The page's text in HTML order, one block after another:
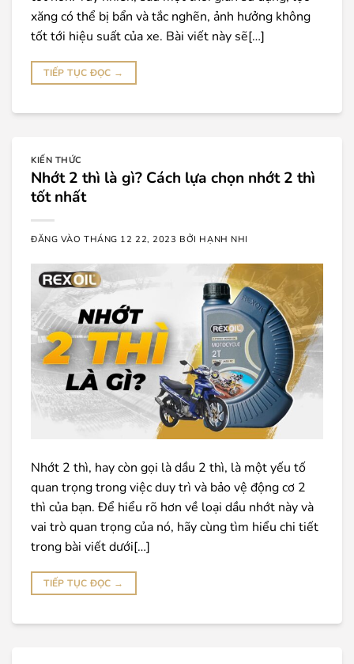
xăng có thể bị bẩn và tắc nghẽn, ảnh hưởng không
tốt tới hiệu suất của xe. Bài viết này sẽ[…]
TIẾP TỤC ĐỌC →
KIẾN THỨC
Nhớt 2 thì là gì? Cách lựa chọn nhớt 2 thì
tốt nhất
ĐĂNG VÀOTHÁNG 12 22, 2023 BỞI HẠNH NHI
Nhớt 2 thì, hay còn gọi là dầu 2 thì, là một yếu tố
quan trọng trong việc duy trì và bảo vệ động cơ 2
thì của bạn. Để hiểu rõ hơn về loại dầu nhớt này và
vai trò quan trọng của nó, hãy cùng tìm hiểu chi tiết
trong bài viết dưới[…]
TIẾP TỤC ĐỌC →